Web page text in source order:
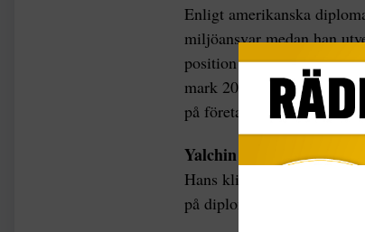
Enligt amerikanska
miljöansvar medan han
position var han värd för
mark 2008, där han
på företagets
Yalchin Rafiyev, å andra
Hans klimatengagemang
på diplomatiskt arbete i